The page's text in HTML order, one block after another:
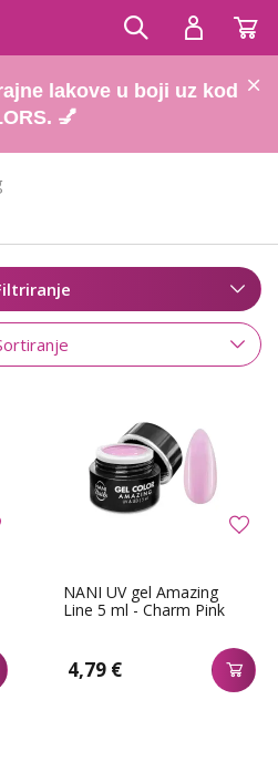
lakove u boji uz kod
💅
NANI UV gel Amazing
Line 5 ml - Charm Pink
4,79 €